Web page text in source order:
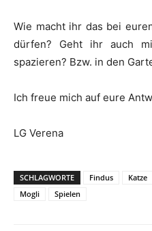
Wie macht ihr das bei
dürfen? Geht ihr auch
spazieren? Bzw. in den
Ich freue mich auf eure
LG Verena
SCHLAGWORTE Findus Katze
Mogli
Spielen